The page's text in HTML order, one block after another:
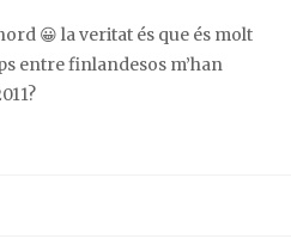
😀 la veritat és que és molt
entre finlandesos m’han